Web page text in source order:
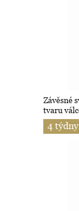
Závěsné
tvaru
4 týdny